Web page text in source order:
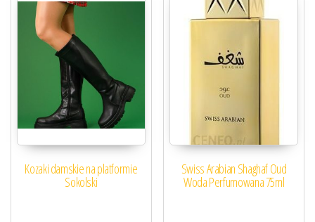
Kozaki damskie na platformie
Sokolski
Swiss Arabian Shaghaf Oud
Woda Perfumowana 75ml